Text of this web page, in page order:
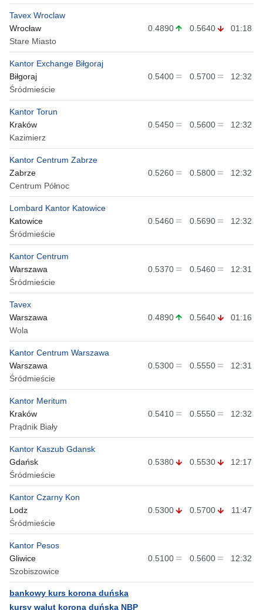
Tavex Wroclaw
Wrocław
Stare Miasto
0.4890 0.5640 01:18
Kantor Exchange Biłgoraj
Biłgoraj
Śródmieście
0.5400 0.5700 12:32
Kantor Torun
Kraków
Kazimierz
0.5450 0.5600 12:32
Kantor Centrum Zabrze
Zabrze
Centrum Północ
0.5260 0.5800 12:32
Lombard Kantor Katowice
Katowice
Śródmieście
0.5460 0.5690 12:32
Kantor Centrum
Warszawa
Śródmieście
0.5370 0.5460 12:31
Tavex
Warszawa
Wola
0.4890 0.5640 01:16
Kantor Centrum Warszawa
Warszawa
Śródmieście
0.5300 0.5550 12:31
Kantor Meritum
Kraków
Prądnik Biały
0.5410 0.5550 12:32
Kantor Kaszub Gdansk
Gdańsk
Śródmieście
0.5380 0.5530 12:17
Kantor Czarny Kon
Lodz
Śródmieście
0.5300 0.5700 11:47
Kantor Pesos
Gliwice
Szobiszowice
0.5100 0.5600 12:32
bankowy kurs korona duńska
kursy walut korona duńska NBP